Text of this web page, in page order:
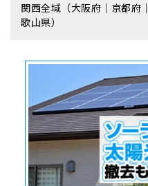
関西全域（大阪府｜京都府
歌山県）